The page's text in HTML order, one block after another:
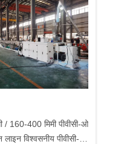
/ 160-400 मिमी पीवीसी-ओ
लाइन विश्वसनीय पीवीसी-ओ